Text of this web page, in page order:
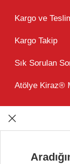
Kargo ve
Kargo Takip
Sık Sorulan
Atölye Kiraz®